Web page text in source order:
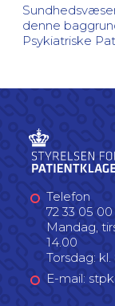
denne
Psykiatriske
Telefon
72 33 05 00
Mandag,
14.00
Torsdag:
E-mail: